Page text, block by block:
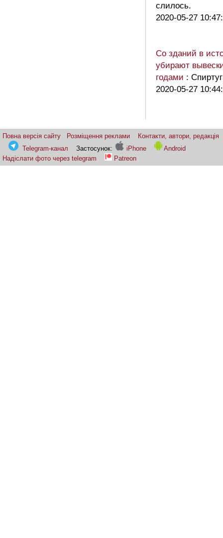
слилось.
2020-05-27
Со зданий в
убирают
годами :
2020-05-27
Повна версія сайту Розміщення реклами
Контакти, автори, редакція
Telegram-канал
Застосунок: iPhone
Android
Надіслати фото через telegram
Patreon